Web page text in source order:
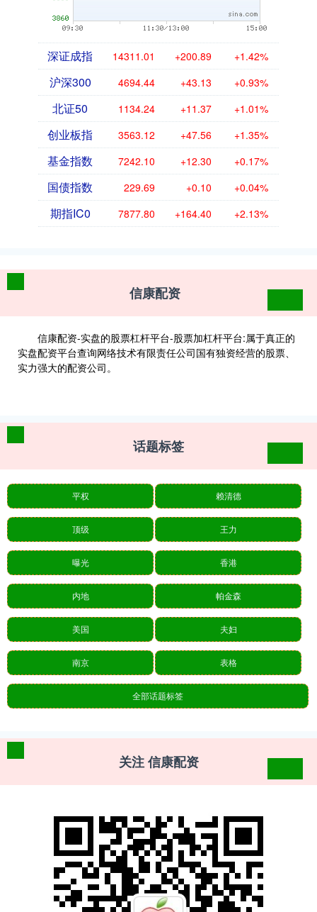
深证成指 14311.01 +200.89 +1.42%
沪深300 4694.44 +43.13 +0.93%
北证50 1134.24 +11.37 +1.01%
创业板指 3563.12 +47.56 +1.35%
基金指数 7242.10 +12.30 +0.17%
国债指数 229.69 +0.10 +0.04%
期指IC0 7877.80 +164.40 +2.13%
信康配资
信康配资-实盘的股票杠杆平台-股票加杠杆平台:属于真正的
实盘配资平台查询网络技术有限责任公司国有独资经营的股票、
实力强大的配资公司。
话题标签
平权 赖清德
顶级 王力
曝光 香港
内地 帕金森
美国 夫妇
南京 表格
全部话题标签
关注 信康配资